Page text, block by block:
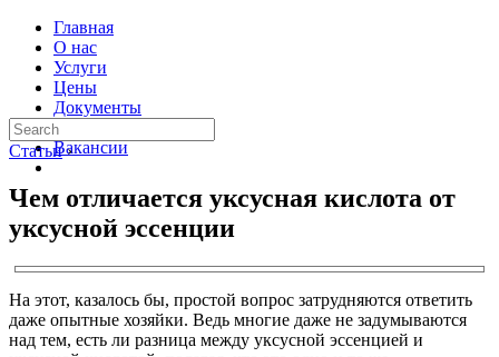
Главная
О нас
Услуги
Цены
Документы
Контакты
Вакансии
Статьи ›
Чем отличается уксусная кислота от
уксусной эссенции
На этот, казалось бы, простой вопрос затрудняются ответить
даже опытные хозяйки. Ведь многие даже не задумываются
над тем, есть ли разница между уксусной эссенцией и